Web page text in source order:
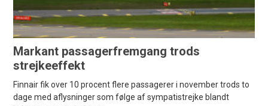
Markant passagerfremgang trods
strejkeeffekt
Finnair fik over 10 procent flere passagerer i november trods to
dage med aflysninger som følge af sympatistrejke blandt